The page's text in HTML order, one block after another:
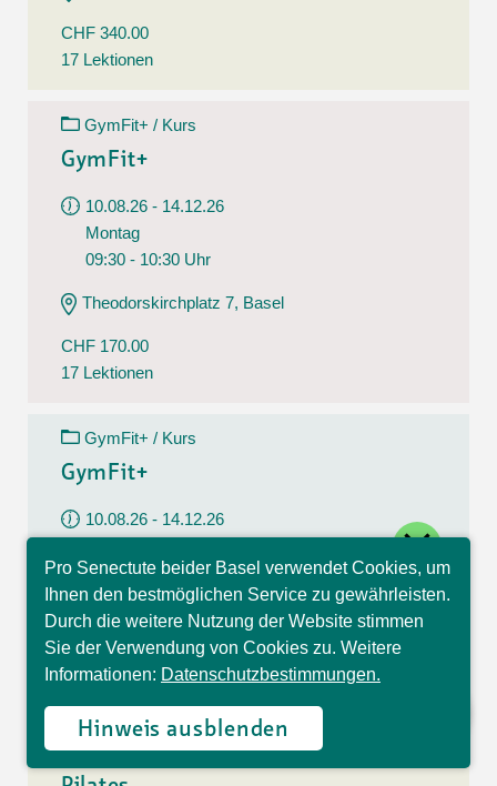
CHF 340.00
17 Lektionen
GymFit+ / Kurs
GymFit+
10.08.26 - 14.12.26
Montag
09:30 - 10:30 Uhr
Theodorskirchplatz 7, Basel
CHF 170.00
17 Lektionen
GymFit+ / Kurs
GymFit+
10.08.26 - 14.12.26
09:30 - 10:30 Uhr
Belchenstrasse 15, Basel
CHF 170.00
17 Lektionen
Pilates / Kurs
Pro Senectute beider Basel verwendet Cookies, um
Ihnen den bestmöglichen Service zu gewährleisten.
Durch die weitere Nutzung der Website stimmen
Sie der Verwendung von Cookies zu. Weitere
Informationen: Datenschutzbestimmungen.
Hinweis ausblenden
Hallo, ich bin Sophia und
beantworte gerne Ihre
Fragen.
close